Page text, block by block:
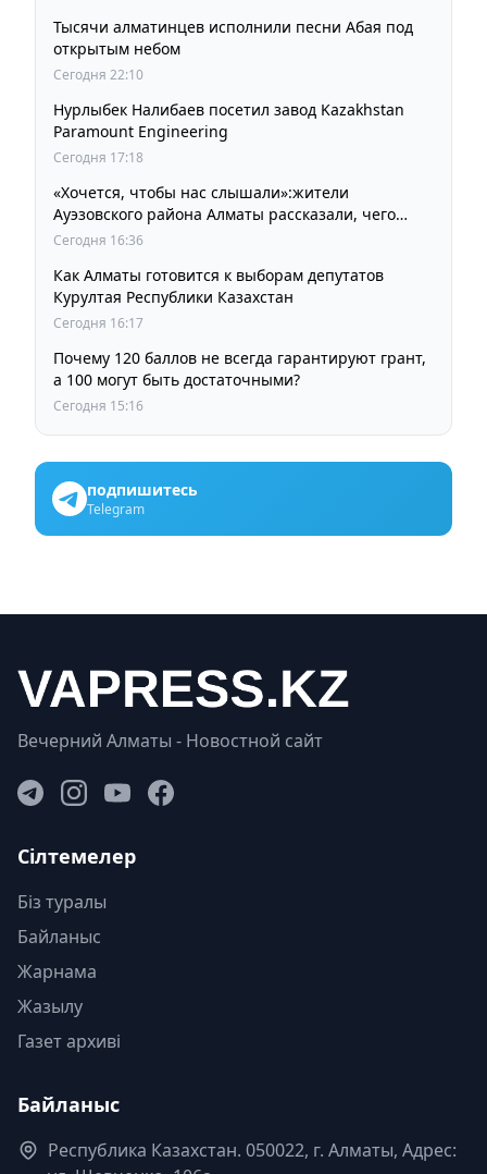
Тысячи алматинцев исполнили песни Абая под
открытым небом
Сегодня 22:10
Нурлыбек Налибаев посетил завод Kazakhstan
Paramount Engineering
Сегодня 17:18
«Хочется, чтобы нас слышали»:жители
Ауэзовского района Алматы рассказали, чего
ждут от выборов депутатов Курултая
Сегодня 16:36
Как Алматы готовится к выборам депутатов
Курултая Республики Казахстан
Сегодня 16:17
Почему 120 баллов не всегда гарантируют грант,
а 100 могут быть достаточными?
Сегодня 15:16
подпишитесь
Telegram
Вечерний Алматы - Новостной сайт
Сілтемелер
Біз туралы
Байланыс
Жарнама
Жазылу
Газет архиві
Байланыс
Республика Казахстан. 050022, г. Алматы, Адрес: